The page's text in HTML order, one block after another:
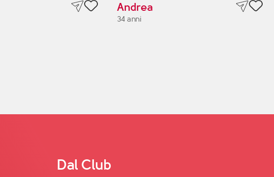
Andrea
34 anni
Dal Club